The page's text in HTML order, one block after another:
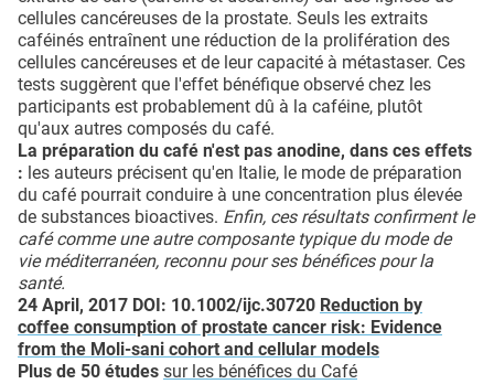
cellules cancéreuses de la prostate. Seuls les extraits
caféinés entraînent une réduction de la prolifération des
cellules cancéreuses et de leur capacité à métastaser. Ces
tests suggèrent que l'effet bénéfique observé chez les
participants est probablement dû à la caféine, plutôt
qu'aux autres composés du café.
La préparation du café n'est pas anodine, dans ces effets
: les auteurs précisent qu'en Italie, le mode de préparation
du café pourrait conduire à une concentration plus élevée
de substances bioactives. Enfin, ces résultats confirment le
café comme une autre composante typique du mode de
vie méditerranéen, reconnu pour ses bénéfices pour la
santé.
24 April, 2017 DOI: 10.1002/ijc.30720 Reduction by
coffee consumption of prostate cancer risk: Evidence
from the Moli-sani cohort and cellular models
Plus de 50 études sur les bénéfices du Café